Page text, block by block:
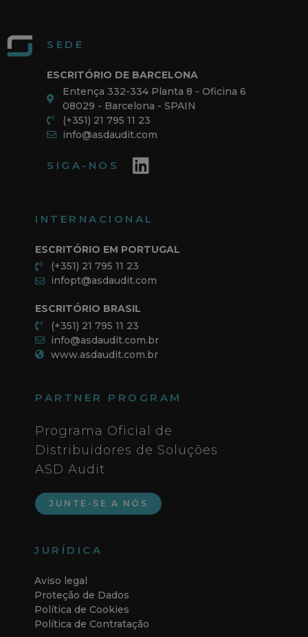
SEDE
ESCRITÓRIO DE BARCELONA
Entença 332-334 Planta 8 - Oficina 6
08029 - Barcelona - SPAIN
(+351) 21 795 11 23
info@asdaudit.com
SIGA-NOS
INTERNACIONAL
ESCRITÓRIO EM PORTUGAL
(+351) 21 795 11 23
infopt@asdaudit.com
ESCRITÓRIO BRASIL
(+351) 21 795 11 23
info@asdaudit.com.br
www.asdaudit.com.br
PARTNER PROGRAM
Programa Oficial de
Distribuidores de Soluções
ASD Audit
JUNTE-SE A NÓS
JURÍDICA
Aviso legal
Proteção de Dados
Política de Cookies
Política de Contratação